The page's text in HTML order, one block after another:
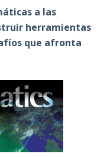
a las
herramientas
que afronta